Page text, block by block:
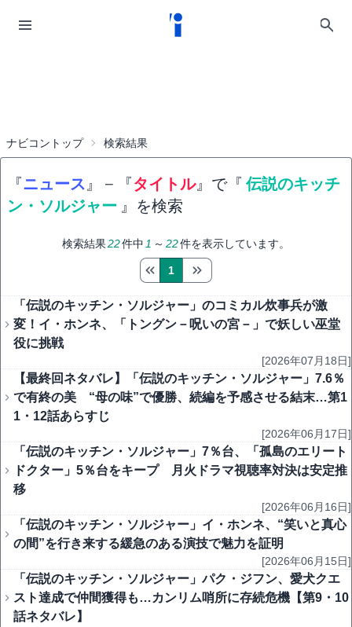
ナビコントップ 検索結果
『ニュース 』 − 『タイトル』で『 伝説のキッチ
ン・ソルジャー 』を検索
検索結果22件中 1 ～ 22件を表示しています。
1
「伝説のキッチン・ソルジャー」のコミカル炊事兵が激
変！イ・ホンネ、「トングン－呪いの宮－」で妖しい巫堂
役に挑戦
[2026年07月18日]
【最終回ネタバレ】「伝説のキッチン・ソルジャー」7.6％
で有終の美 “母の味”で優勝、続編を予感させる結末…第1
1・12話あらすじ
[2026年06月17日]
「伝説のキッチン・ソルジャー」7％台、「孤島のエリート
ドクター」5％台をキープ 月火ドラマ視聴率対決は安定推
移
[2026年06月16日]
「伝説のキッチン・ソルジャー」イ・ホンネ、“笑いと真心
の間”を行き来する緩急のある演技で魅力を証明
[2026年06月15日]
「伝説のキッチン・ソルジャー」パク・ジフン、愛犬クエ
スト達成で仲間獲得も…カンリム哨所に存続危機【第9・10
話ネタバレ】